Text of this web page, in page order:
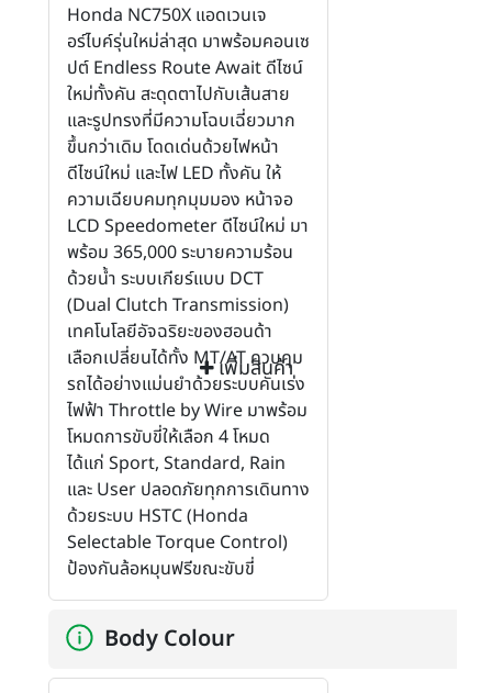
เพิ่มสินค้า
Honda NC750X แอดเวนเจ
อร์ไบค์รุ่นใหม่ล่าสุด มาพร้อมคอนเซ
ปต์ Endless Route Await ดีไซน์
ใหม่ทั้งคัน สะดุดตาไปกับเส้นสาย
และรูปทรงที่มีความโฉบเฉี่ยวมาก
ขึ้นกว่าเดิม โดดเด่นด้วยไฟหน้า
ดีไซน์ใหม่ และไฟ LED ทั้งคัน ให้
ความเฉียบคมทุกมุมมอง หน้าจอ
LCD Speedometer ดีไซน์ใหม่ มา
พร้อม 365,000 ระบายความร้อน
ด้วยน้ำ ระบบเกียร์แบบ DCT
(Dual Clutch Transmission)
เทคโนโลยีอัจฉริยะของฮอนด้า
เลือกเปลี่ยนได้ทั้ง MT/AT ควบคุม
รถได้อย่างแม่นยำด้วยระบบคันเร่ง
ไฟฟ้า Throttle by Wire มาพร้อม
โหมดการขับขี่ให้เลือก 4 โหมด
ได้แก่ Sport, Standard, Rain
และ User ปลอดภัยทุกการเดินทาง
ด้วยระบบ HSTC (Honda
Selectable Torque Control)
ป้องกันล้อหมุนฟรีขณะขับขี่
Body Colour